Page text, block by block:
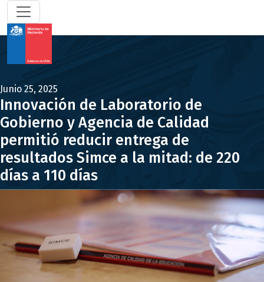
Junio 25, 2025
Innovación de Laboratorio de
Gobierno y Agencia de Calidad
permitió reducir entrega de
resultados Simce a la mitad: de 220
días a 110 días